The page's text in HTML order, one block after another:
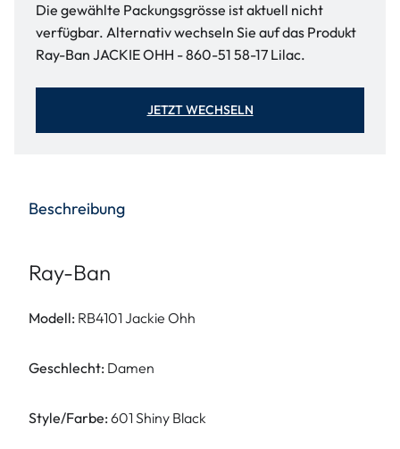
Die gewählte Packungsgrösse ist aktuell nicht
verfügbar. Alternativ wechseln Sie auf das Produkt
Ray-Ban JACKIE OHH - 860-51 58-17 Lilac.
JETZT WECHSELN
Beschreibung
Ray-Ban
Modell: RB4101 Jackie Ohh
Geschlecht: Damen
Style/Farbe: 601 Shiny Black